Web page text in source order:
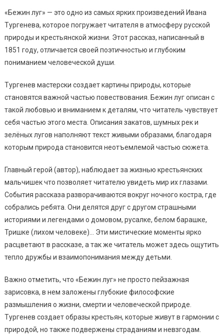
«Бежин луг» — это одно из самых ярких произведений Ивана
Тургенева, которое погружает читателя в атмосферу русской
природы и крестьянской жизни. Этот рассказ, написанный в
1851 году, отличается своей поэтичностью и глубоким
пониманием человеческой души.
Тургенев мастерски создает картины природы, которые
становятся важной частью повествования. Бежин луг описан с
такой любовью и вниманием к деталям, что читатель чувствует
себя частью этого места. Описания закатов, шумных рек и
зелёных лугов наполняют текст живыми образами, благодаря
которым природа становится неотъемлемой частью сюжета.
Главный герой (автор), наблюдает за жизнью крестьянских
мальчишек что позволяет читателю увидеть мир их глазами.
События рассказа разворачиваются вокруг ночного костра, где
собрались ребята. Они делятся друг с другом страшными
историями и легендами о домовом, русалке, белом барашке,
Тришке (лихом человеке)… Эти мистические моменты ярко
расцветают в рассказе, а так же читатель может здесь ощутить
тепло дружбы и взаимопонимания между детьми.
Важно отметить, что «Бежин луг» не просто пейзажная
зарисовка, в нем заложены глубокие философские
размышления о жизни, смерти и человеческой природе.
Тургенев создает образы крестьян, которые живут в гармонии с
природой, но также подвержены страданиям и невзгодам.